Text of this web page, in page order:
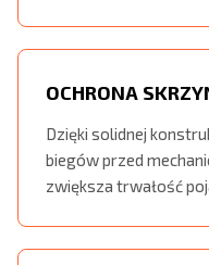
OCHRONA
Dzięki solidnej
biegów przed
zwiększa trwałość